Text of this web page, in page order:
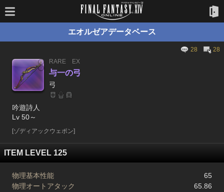
エオルゼアデータベース
28
28
RARE
EX
与一の弓
弓
吟遊詩人
Lv 50～
[ゾディアックウェポン]
ITEM LEVEL 125
物理基本性能
65
物理オートアタック
65.86